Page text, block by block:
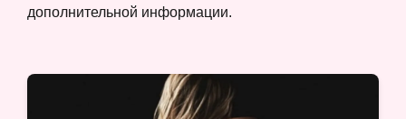
дополнительной информации.